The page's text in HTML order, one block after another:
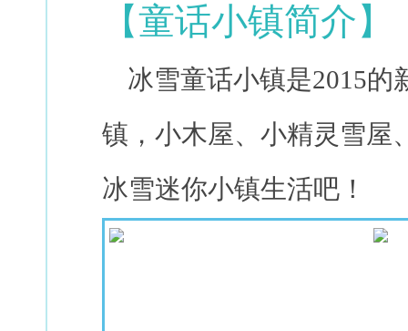
【童话小镇简介】
冰雪童话小镇是2015的
镇，小木屋、小精灵雪屋
冰雪迷你小镇生活吧！